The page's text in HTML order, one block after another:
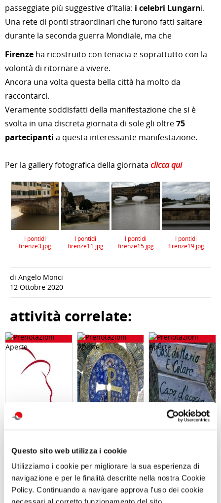
Questo sito web utilizza i cookie
Utilizziamo i cookie per migliorare la sua esperienza di
navigazione e per le finalità descritte nella nostra Cookie
Policy. Continuando a navigare approva l'uso dei cookie
passeggiate più suggestive d’Italia: i celebri Lungarni.
Una rete di ponti straordinari che furono fatti saltare
durante la seconda guerra Mondiale, ma che
Firenze ha ricostruito con tenacia e soprattutto con la
volontà di ritornare a vivere.
Ancora una volta questa bella città ha molto da
raccontarci.
Veramente soddisfatti della manifestazione che si è
svolta in una discreta giornata di sole gli oltre75
partecipanti a questa interessante manifestazione.
Per la gallery fotografica della giornata clicca qui
I pontidi
firenze3.jpg
I pontidi
firenze11.jpg
I pontidi
firenze15.jpg
I pontidi
firenze19.jpg
di Angelo Monci
12 Ottobre 2020
attività correlate:
PER LA
2026/2027 AL
TEATRO TOTO'
SAN GENNARO
DUOMO E
BATTISTERO DI
SAN GIOVANNI
IN FONTE
Domenica 13
NATURALISTICA
DI MARIO
Sabato 12
Settembre 2026
ore 10:00